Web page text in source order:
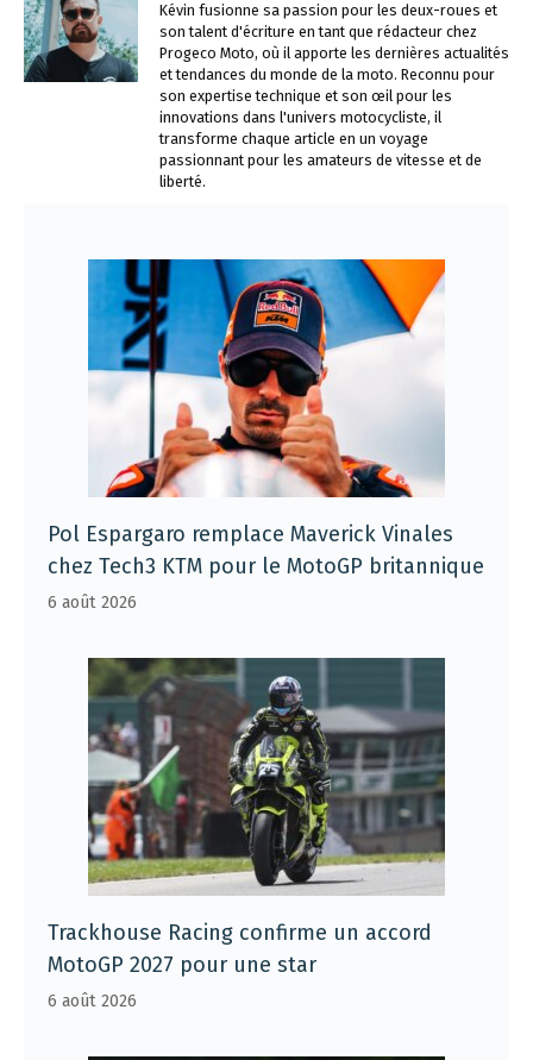
Kévin fusionne sa passion pour les deux-roues et
son talent d'écriture en tant que rédacteur chez
Progeco Moto, où il apporte les dernières actualités
et tendances du monde de la moto. Reconnu pour
son expertise technique et son œil pour les
innovations dans l'univers motocycliste, il
transforme chaque article en un voyage
passionnant pour les amateurs de vitesse et de
liberté.
Pol Espargaro remplace Maverick Vinales
chez Tech3 KTM pour le MotoGP britannique
6 août 2026
Trackhouse Racing confirme un accord
MotoGP 2027 pour une star
6 août 2026